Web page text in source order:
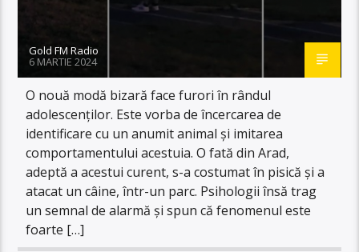
Gold FM Radio
6 MARTIE 2024
O nouă modă bizară face furori în rândul
adolescenților. Este vorba de încercarea de
identificare cu un anumit animal și imitarea
comportamentului acestuia. O fată din Arad,
adeptă a acestui curent, s-a costumat în pisică și a
atacat un câine, într-un parc. Psihologii însă trag
un semnal de alarmă și spun că fenomenul este
foarte […]